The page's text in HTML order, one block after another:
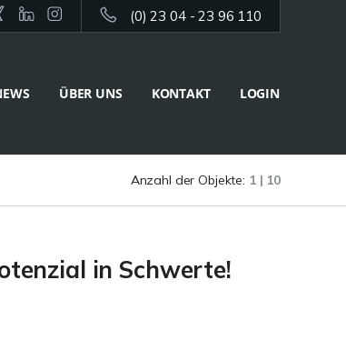
(0) 23 04 - 23 96 110
ÜBER UNS KONTAKT LOGIN
Anzahl der Objekte: 1 | 10
in Schwerte!